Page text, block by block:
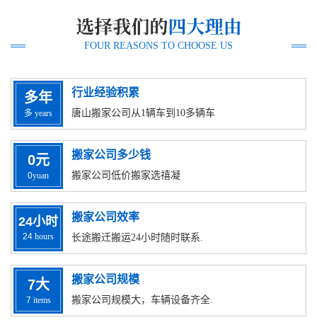
FOUR REASONS TO CHOOSE US
多年
多 years
行业经验积累
唐山搬家公司从1辆车到10多辆车
0元
0yuan
搬家公司多少钱
搬家公司低价搬家选禧凝
24小时
24 hours
搬家公司效率
长途搬迁搬运24小时随时联系.
7大
7 items
搬家公司规模
搬家公司规模大，车辆设备齐全.